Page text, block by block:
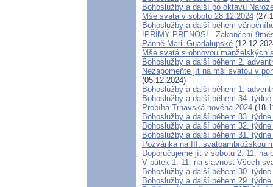
Bohoslužby a další po oktávu
Mše svatá v sobotu 28.12.2024
Bohoslužby a další během
!PŘÍMÝ PŘENOS! - Zakončení
Panně Marii Guadalupské
Mše svatá s obnovou manželských
Bohoslužby a další během 2.
Nezapomeňte jít na mši svatou v
(05.12.2024)
Bohoslužby a další během 1.
Bohoslužby a další během 34.
Probíhá Trnavská novéna 2024
Bohoslužby a další během 33.
Bohoslužby a další během 32.
Bohoslužby a další během 31.
Pozvánka na III. svatoambrožskou
Doporučujeme jít v sobotu 2. 11.
V pátek 1. 11. na slavnost Všech
Bohoslužby a další během 30.
Bohoslužby a další během 29.